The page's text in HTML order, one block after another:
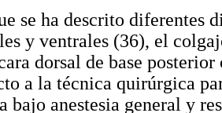
se ha descrito diferentes
y ventrales (36), el
dorsal de base
a la técnica quirúrgica
bajo anestesia general y